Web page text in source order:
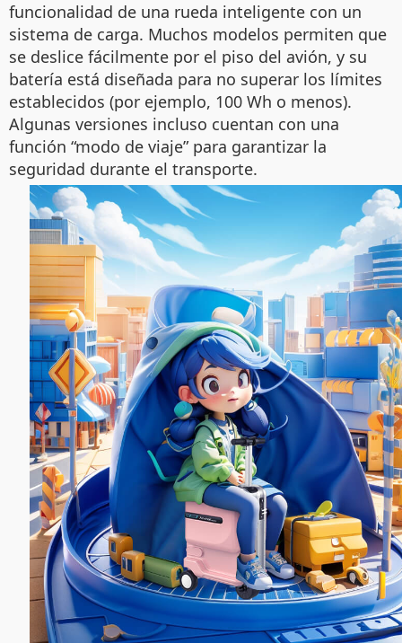
funcionalidad de una rueda inteligente con un
sistema de carga. Muchos modelos permiten que
se deslice fácilmente por el piso del avión, y su
batería está diseñada para no superar los límites
establecidos (por ejemplo, 100 Wh o menos).
Algunas versiones incluso cuentan con una
función “modo de viaje” para garantizar la
seguridad durante el transporte.